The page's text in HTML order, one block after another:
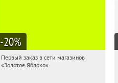
-20%
08:13:14
Получи первым!
Первый заказ в сети магазинов
«Золотое Яблоко»